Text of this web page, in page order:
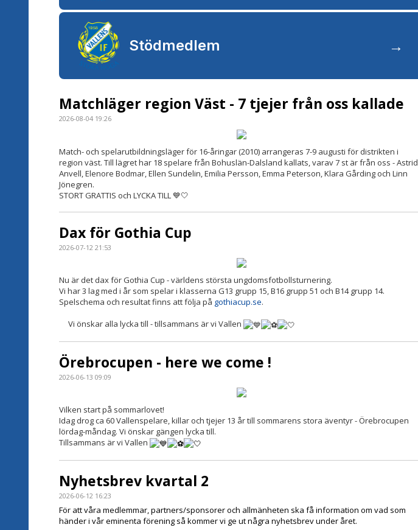
Stödmedlem →
Matchläger region Väst - 7 tjejer från oss kallade
2026-08-04 19:26
Match- och spelarutbildningsläger för 16-åringar (2010) arrangeras 7-9 augusti för distrikten i
region väst. Till lägret har 18 spelare från Bohuslän-Dalsland kallats, varav 7 st är från oss - Astrid
Anvell, Elenore Bodmar, Ellen Sundelin, Emilia Persson, Emma Peterson, Klara Gårding och Linn
Jönegren.
STORT GRATTIS och LYCKA TILL 💙🤍
Dax för Gothia Cup
2026-07-12 21:53
Nu är det dax för Gothia Cup - världens största ungdomsfotbollsturnering.
Vi har 3 lag med i år som spelar i klasserna G13 grupp 15, B16 grupp 51 och B14 grupp 14.
Spelschema och resultat finns att följa på gothiacup.se.
Vi önskar alla lycka till - tillsammans är vi Vallen
Örebrocupen - here we come !
2026-06-13 09:09
Vilken start på sommarlovet!
Idag drog ca 60 Vallenspelare, killar och tjejer 13 år till sommarens stora äventyr - Örebrocupen
lördag-måndag. Vi önskar gängen lycka till.
Tillsammans är vi Vallen
Nyhetsbrev kvartal 2
2026-06-12 16:23
För att våra medlemmar, partners/sponsorer och allmänheten ska få information om vad som
händer i vår eminenta förening så kommer vi ge ut några nyhetsbrev under året.